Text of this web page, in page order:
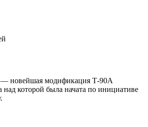
новейшая модификация Т-90А
над которой была начата по инициативе